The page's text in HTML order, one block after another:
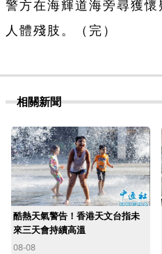
警方在海輝道海旁尋獲
人體殘肢。（完）
相關新聞
酷熱天氣警告！香港天文台指未
來三天會持續高溫
08-08